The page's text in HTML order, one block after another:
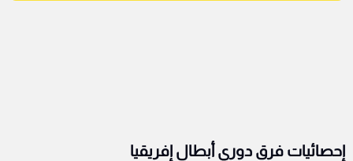
إحصائيات فرق دوري أبطال إفريقيا